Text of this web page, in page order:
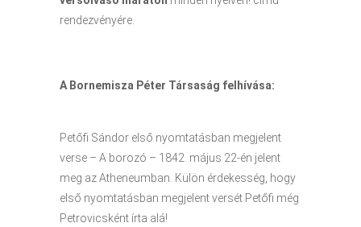
rendezvényére.
A Bornemisza Péter Társaság felhívása:
Petőfi Sándor első nyomtatásban megjelent
verse – A borozó – 1842. május 22-én jelent
meg az Atheneumban. Külön érdekesség, hogy
első nyomtatásban megjelent versét Petőfi még
Petrovicsként írta alá!